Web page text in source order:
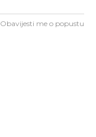
Obavijesti me o popustu